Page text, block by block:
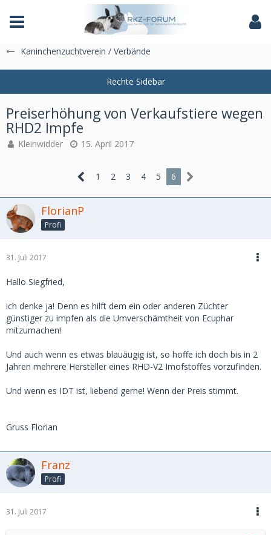
Das Fachforum der Rassekaninchenzucht
Kaninchenzuchtverein / Verbände
Preiserhöhung von Verkaufstiere wegen
RHD2 Impfe
Kleinwidder 15. April 2017
1 2 3 4 5 6
FlorianP
Profi
31. Juli 2017
Hallo Siegfried,
ich denke ja! Denn es hilft dem ein oder anderen Züchter
günstiger zu impfen als die Umverschämtheit von Ecuphar
mitzumachen!
Und auch wenn es etwas blauäugig ist, so hoffe ich doch bis in 2
Jahren mehrere Hersteller eines RHD-V2 Imofstoffes vorzufinden.
Und wenn es IDT ist, liebend gerne! Wenn der Preis stimmt.
Gruss Florian
Franz
Profi
31. Juli 2017